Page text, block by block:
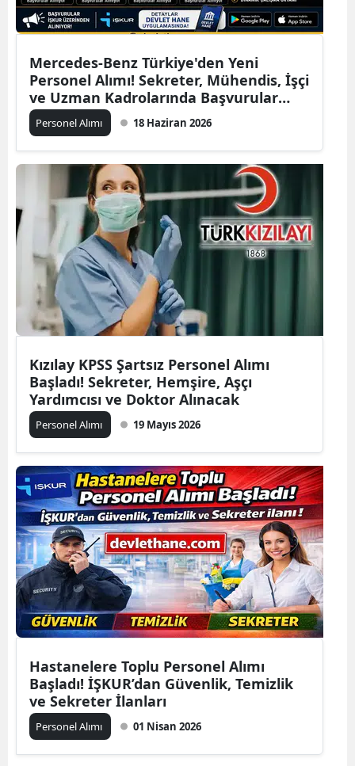
Mercedes-Benz Türkiye'den Yeni
Personel Alımı! Sekreter, Mühendis, İşçi
ve Uzman Kadrolarında Başvurular
Başladı
Personel Alımı 18 Haziran 2026
Kızılay KPSS Şartsız Personel Alımı
Başladı! Sekreter, Hemşire, Aşçı
Yardımcısı ve Doktor Alınacak
Personel Alımı 19 Mayıs 2026
Hastanelere Toplu Personel Alımı
Başladı! İŞKUR’dan Güvenlik, Temizlik
ve Sekreter İlanları
Personel Alımı 01 Nisan 2026